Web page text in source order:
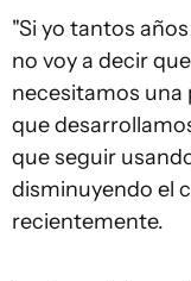
"Si yo tantos
no voy a decir
necesitamos una
que
que seguir
disminuyendo el
recientemente.